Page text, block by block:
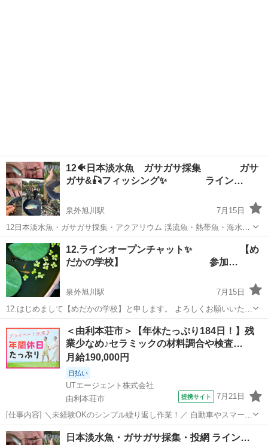
12🐠日本淡水魚 ガサガサ採集 ガサ
ガサ&🎣フィッシング✨ ライン…
泉外旭川駅
7月15日
12日本淡水魚・ガサガサ採集・アクアリウム 渓流魚・熱帯魚・海水
魚 専門 ラインオープンチャットコミュニティ TEAMGASAと申しま
す。 宜しくお願い致します🙇 世間では受け入れ窓口の狭い分野ではご
ざいますが、同じ感性・趣...
秋田 秋田市 泉外旭川駅 グルチャ フィッシング
12.ラインオープンチャット✨ 【め
だかの学校】 参加…
泉外旭川駅
7月15日
12.はじめまして【めだかの学校】と申します。 よろしくお願いいたし
ます。 ラインオプチャコミュニティとして活動中です。 今回はメンバ
ー募集のお知らせになります。 メンバー数120人前後のグループです
が、トラブルもなく和気藹...
泉外旭川駅 グルチャ メダカ
＜由利本荘市＞【年休たっぷり184日！】残
業少なめ♪セラミックの材料調合や検査…
月給190,000円
日払い
UTエージェント株式会社
由利本荘市
提携サイト 7月21日
[仕事内容] ＼未経験OKのシンプル繰り返し作業！／ 自動車やスマート
フォンなどに使用される セラミックコンデンサを製造している工場で
のお仕事です♪ 身体を動かすことが好きな方にピッタリ☆
秋田 由利本荘市 工場
日本淡水魚・ガサガサ採集・投網 ライン…